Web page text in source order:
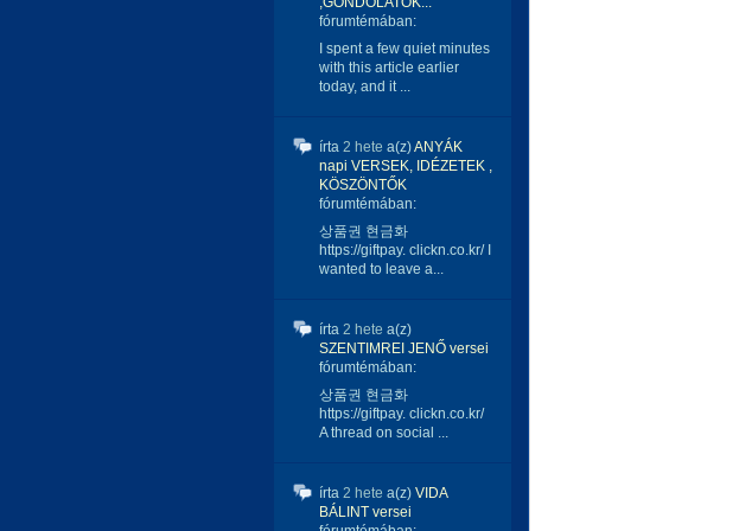
fórumtémában:
I spent a few quiet minutes
with this article earlier
today, and it ...
írta 2 hete a(z)ANYÁK
napi VERSEK, IDÉZETEK ,
KÖSZÖNTŐK
fórumtémában:
상품권 현금화
https://giftpay. clickn.co.kr/ I
wanted to leave a...
írta 2 hete a(z)
SZENTIMREI JENŐ versei
fórumtémában:
상품권 현금화
https://giftpay. clickn.co.kr/
A thread on social ...
írta 2 hete a(z) VIDA
BÁLINT versei